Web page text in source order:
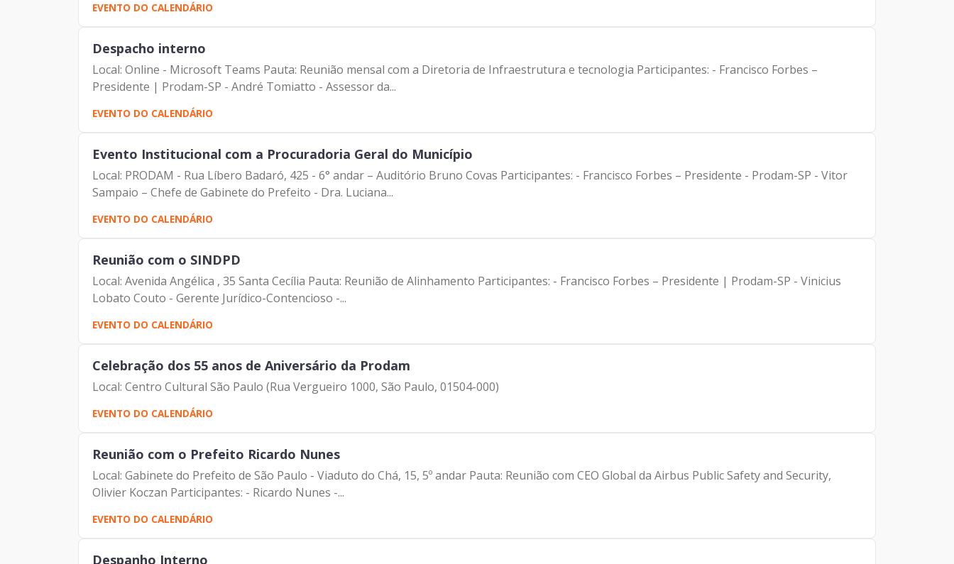
EVENTO DO CALENDÁRIO
Despacho interno
Local: Online - Microsoft Teams Pauta: Reunião mensal com a Diretoria de Infraestrutura e tecnologia Participantes: - Francisco Forbes –
Presidente | Prodam-SP - André Tomiatto - Assessor da...
EVENTO DO CALENDÁRIO
Evento Institucional com a Procuradoria Geral do Município
Local: PRODAM - Rua Líbero Badaró, 425 - 6° andar – Auditório Bruno Covas Participantes: - Francisco Forbes – Presidente - Prodam-SP - Vitor
Sampaio – Chefe de Gabinete do Prefeito - Dra. Luciana...
EVENTO DO CALENDÁRIO
Reunião com o SINDPD
Local: Avenida Angélica , 35 Santa Cecília Pauta: Reunião de Alinhamento Participantes: - Francisco Forbes – Presidente | Prodam-SP - Vinicius
Lobato Couto - Gerente Jurídico-Contencioso -...
EVENTO DO CALENDÁRIO
Celebração dos 55 anos de Aniversário da Prodam
Local: Centro Cultural São Paulo (Rua Vergueiro 1000, São Paulo, 01504-000)
EVENTO DO CALENDÁRIO
Reunião com o Prefeito Ricardo Nunes
Local: Gabinete do Prefeito de São Paulo - Viaduto do Chá, 15, 5º andar Pauta: Reunião com CEO Global da Airbus Public Safety and Security,
Olivier Koczan Participantes: - Ricardo Nunes -...
EVENTO DO CALENDÁRIO
Despanho Interno